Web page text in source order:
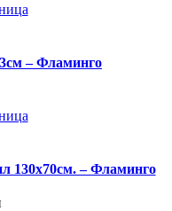
– Фламинго
130х70см. – Фламинго